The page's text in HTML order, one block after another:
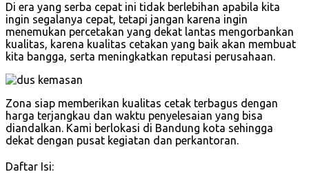
Di era yang serba cepat ini tidak berlebihan apabila kita
ingin segalanya cepat, tetapi jangan karena ingin
menemukan percetakan yang dekat lantas mengorbankan
kualitas, karena kualitas cetakan yang baik akan membuat
kita bangga, serta meningkatkan reputasi perusahaan.
Zona siap memberikan kualitas cetak terbagus dengan
harga terjangkau dan waktu penyelesaian yang bisa
diandalkan. Kami berlokasi di Bandung kota sehingga
dekat dengan pusat kegiatan dan perkantoran.
Daftar Isi: